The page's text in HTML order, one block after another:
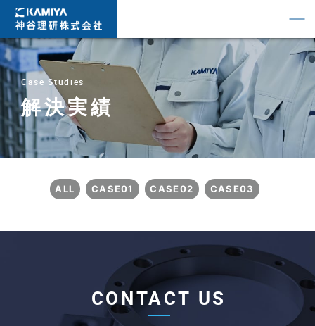
Case Studies
解決実績
ALL CASE01 CASE02 CASE03
CONTACT US